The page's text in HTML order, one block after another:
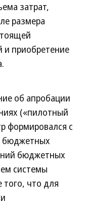
затрат,
размера
и приобретение
об апробации
(«пилотный
формировался с
бюджетных
бюджетных
системы
того, что для